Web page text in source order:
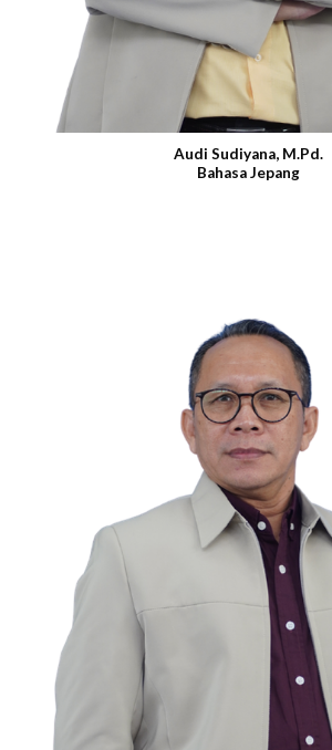
Audi Sudiyana, M.Pd.
Bahasa Jepang